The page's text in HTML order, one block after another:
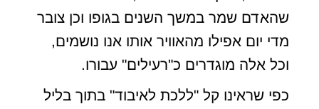
שהאדם שמר במשך השנים בגופו וכן צובר
מדי יום אפילו מהאוויר אותו אנו נושמים,
וכל אלה מוגדרים כ"רעילים" עבורו.
כפי שראינו קל "ללכת לאיבוד" בתוך בליל